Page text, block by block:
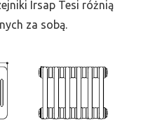
Irsap Tesi różnią
za sobą.